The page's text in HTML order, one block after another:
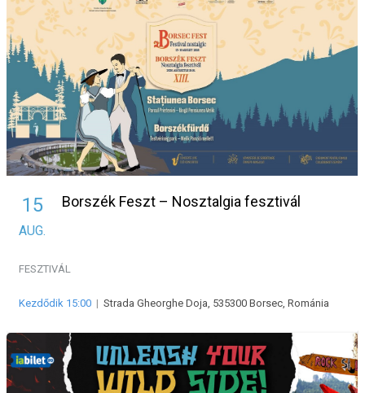
15
AUG.
Borszék Feszt – Nosztalgia fesztivál
FESZTIVÁL
Kezdődik 15:00 | Strada Gheorghe Doja, 535300 Borsec, Románia